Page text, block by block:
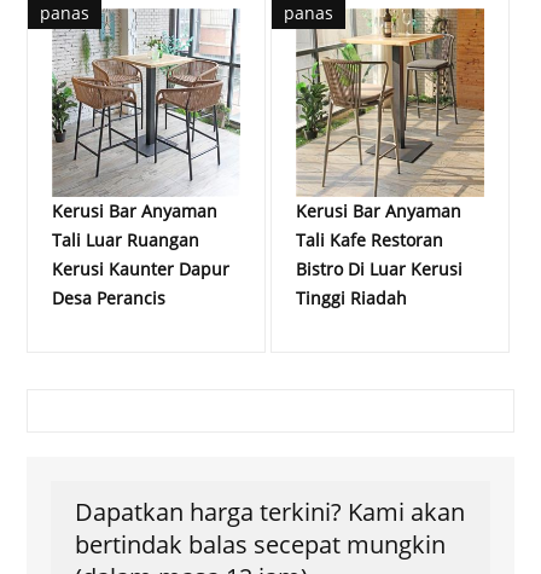
panas
Kerusi Bar Anyaman
Tali Luar Ruangan
Kerusi Kaunter Dapur
Desa Perancis
panas
Kerusi Bar Anyaman
Tali Kafe Restoran
Bistro Di Luar Kerusi
Tinggi Riadah
Dapatkan harga terkini? Kami akan
bertindak balas secepat mungkin